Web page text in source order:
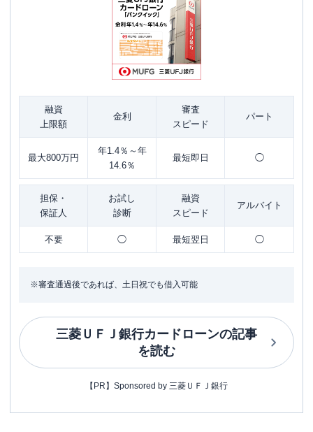
融資
上限額
金利
審査
スピード
パート
最大800万円
年1.4％～年
14.6％
最短即日 ◯
担保・
保証人
お試し
診断
融資
スピード
アルバイト
不要 ◯ 最短翌日 ◯
※審査通過後であれば、土日祝でも借入可能
三菱ＵＦＪ銀行カードローンの記事
を読む
【PR】Sponsored by 三菱ＵＦＪ銀行